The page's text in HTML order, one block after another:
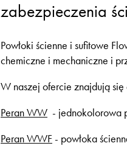
zabezpieczenia
Powłoki ścienne i sufitowe
chemiczne i mechaniczne i
W naszej ofercie znajdują
Peran WW - jednokolorowa
Peran WWF - powłoka